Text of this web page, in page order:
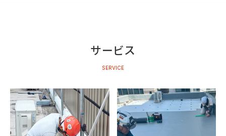
サービス
SERVICE